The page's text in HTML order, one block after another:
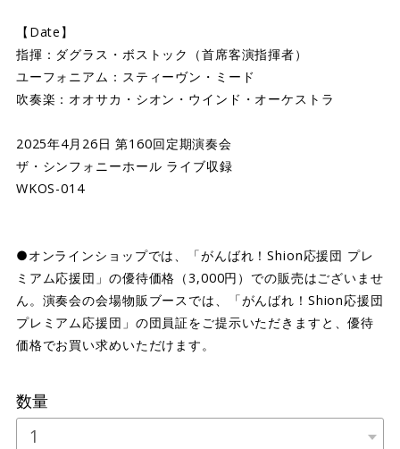
【Date】
指揮：ダグラス・ボストック（首席客演指揮者）
ユーフォニアム：スティーヴン・ミード
吹奏楽：オオサカ・シオン・ウインド・オーケストラ
2025年4月26日 第160回定期演奏会
ザ・シンフォニーホール ライブ収録
WKOS-014
●オンラインショップでは、「がんばれ！Shion応援団 プレ
ミアム応援団」の優待価格（3,000円）での販売はございませ
ん。演奏会の会場物販ブースでは、「がんばれ！Shion応援団
プレミアム応援団」の団員証をご提示いただきますと、優待
価格でお買い求めいただけます。
数量